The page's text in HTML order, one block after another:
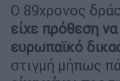
Ο 89χρονος
είχε πρόθεση
ευρωπαϊκό
στιγμή μήπως